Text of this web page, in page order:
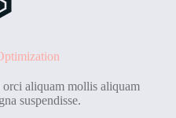
aliquam mollis aliquam
suspendisse.